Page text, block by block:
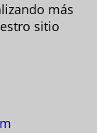
más
sitio